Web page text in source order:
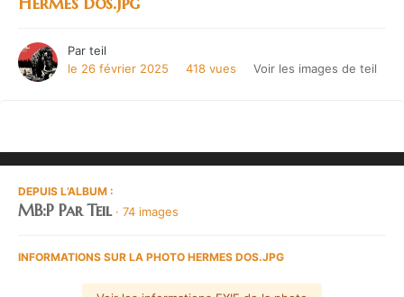
Par teil
le 26 février 2025
418 vues Voir les images de teil
DEPUIS L’ALBUM :
MB:P Par Teil · 74 images
INFORMATIONS SUR LA PHOTO HERMES DOS.JPG